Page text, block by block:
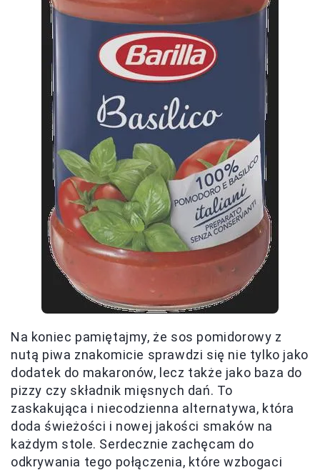
Na koniec pamiętajmy, że sos pomidorowy z
nutą piwa znakomicie sprawdzi się nie tylko jako
dodatek do makaronów, lecz także jako baza do
pizzy czy składnik mięsnych dań. To
zaskakująca i niecodzienna alternatywa, która
doda świeżości i nowej jakości smaków na
każdym stole. Serdecznie zachęcam do
odkrywania tego połączenia, które wzbogaci